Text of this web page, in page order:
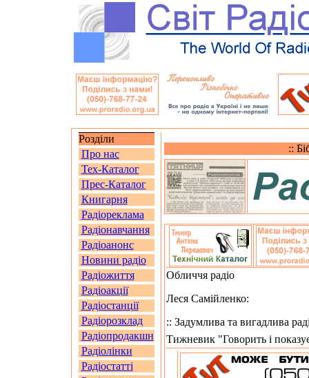
Розділи
Про нас
Тех-Каталог
Прес-Каталог
Книгарня
Радіореклама
Радіонавчання
Радіоанонс
Новини радіо
Радіожиття
Радіоакції
Радіостанції
Радіорозклад
Радіопродакшн
Радіолінки
Радіостатті
::
Обличчя радіо
Леся Самійленко:
:: Задумлива та вигадлива
Тижневик "Говорить і